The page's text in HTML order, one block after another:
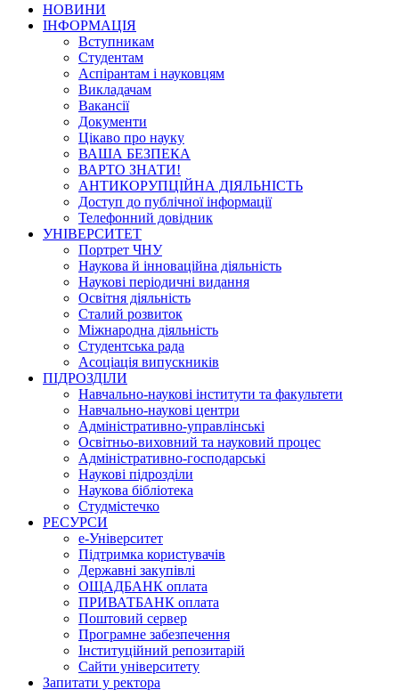
НОВИНИ
ІНФОРМАЦІЯ
Вступникам
Студентам
Аспірантам і науковцям
Викладачам
Вакансії
Документи
Цікаво про науку
ВАША БЕЗПЕКА
ВАРТО ЗНАТИ!
АНТИКОРУПЦІЙНА ДІЯЛЬНІСТЬ
Доступ до публічної інформації
Телефонний довідник
УНІВЕРСИТЕТ
Портрет ЧНУ
Наукова й інноваційна діяльність
Наукові періодичні видання
Освітня діяльність
Сталий розвиток
Міжнародна діяльність
Студентська рада
Асоціація випускників
ПІДРОЗДІЛИ
Навчально-наукові інститути та факультети
Навчально-наукові центри
Адміністративно-управлінські
Освітньо-виховний та науковий процес
Адміністративно-господарські
Наукові підрозділи
Наукова бібліотека
Студмістечко
РЕСУРСИ
е-Університет
Підтримка користувачів
Державні закупівлі
ОЩАДБАНК оплата
ПРИВАТБАНК оплата
Поштовий сервер
Програмне забезпечення
Інституційний репозитарій
Сайти університету
Запитати у ректора